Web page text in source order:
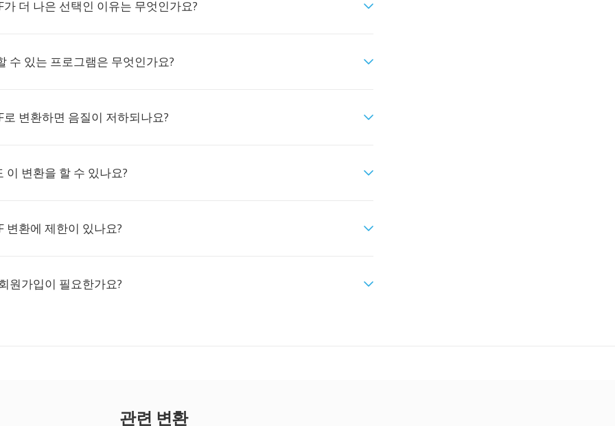
가 더 나은 선택인 이유는 무엇인가요?
수 있는 프로그램은 무엇인가요?
로 변환하면 음질이 저하되나요?
이 변환을 할 수 있나요?
변환에 제한이 있나요?
원가입이 필요한가요?
관련 변환